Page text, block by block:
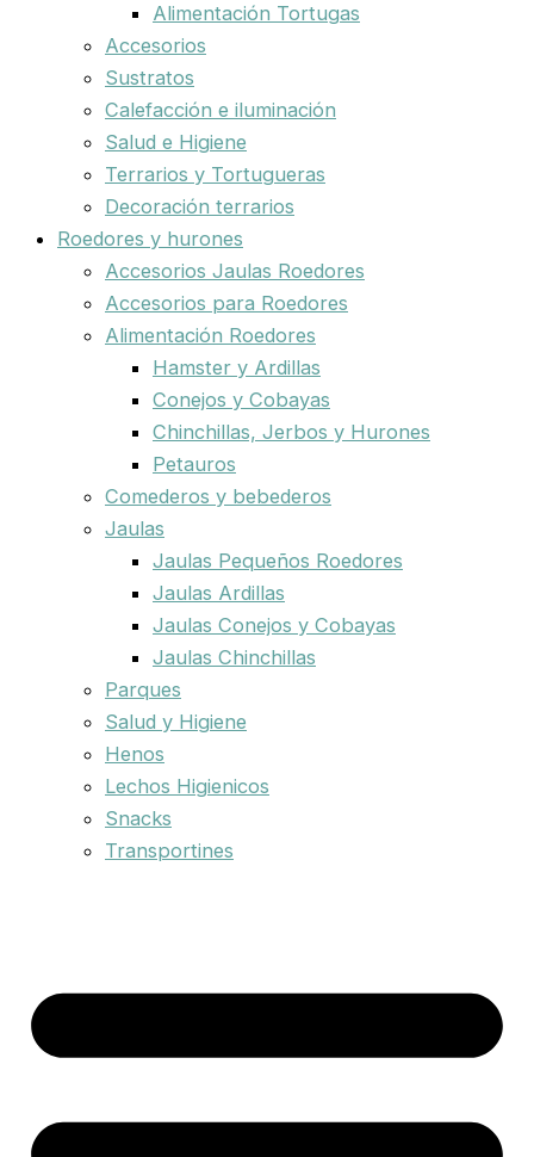
Alimentación Tortugas
Accesorios
Sustratos
Calefacción e iluminación
Salud e Higiene
Terrarios y Tortugueras
Decoración terrarios
Roedores y hurones
Accesorios Jaulas Roedores
Accesorios para Roedores
Alimentación Roedores
Hamster y Ardillas
Conejos y Cobayas
Chinchillas, Jerbos y Hurones
Petauros
Comederos y bebederos
Jaulas
Jaulas Pequeños Roedores
Jaulas Ardillas
Jaulas Conejos y Cobayas
Jaulas Chinchillas
Parques
Salud y Higiene
Henos
Lechos Higienicos
Snacks
Transportines